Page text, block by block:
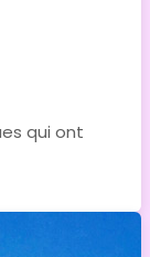
qui ont